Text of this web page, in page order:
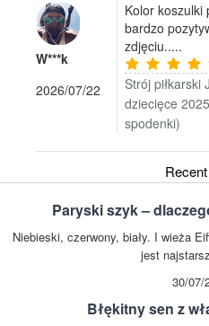
W***k
2026/07/22
Kolor koszulki
bardzo
zdjęciu.....
Strój piłkarski
dziecięce
spodenki)
Paryski szyk –
Niebieski, czerwony, biały. I wieża
jest
30/07/
Błękitny sen z